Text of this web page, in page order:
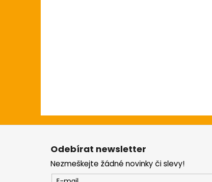
Z
Odebírat newsletter
Nezmeškejte žádné novinky či slevy!